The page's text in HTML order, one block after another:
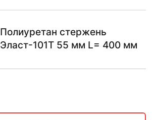
Полиуретан стержень
Эласт-101Т 55 мм L= 400 мм